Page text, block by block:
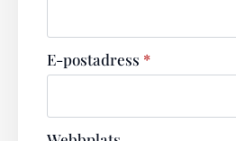
E-postadress *